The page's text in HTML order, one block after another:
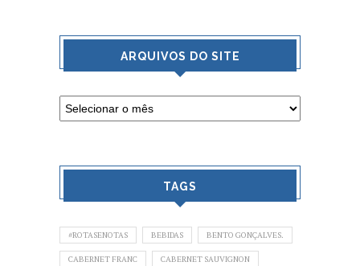
ARQUIVOS DO SITE
TAGS
#ROTASENOTAS BEBIDAS BENTO GONÇALVES.
CABERNET FRANC CABERNET SAUVIGNON